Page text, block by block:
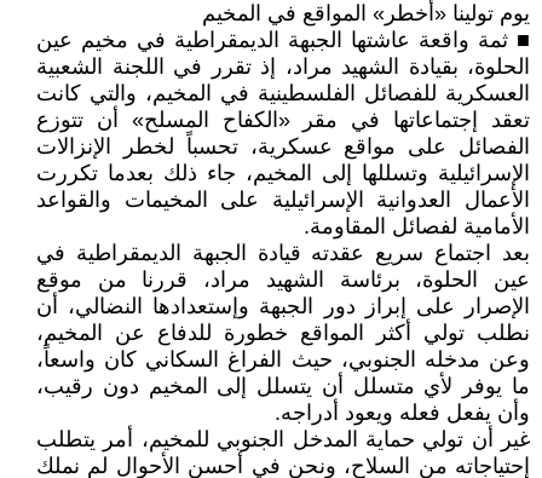
يوم تولينا «أخطر» المواقع في المخيم
■ ثمة واقعة عاشتها الجبهة الديمقراطية في مخيم عين
الحلوة، بقيادة الشهيد مراد، إذ تقرر في اللجنة الشعبية
العسكرية للفصائل الفلسطينية في المخيم، والتي كانت
تعقد إجتماعاتها في مقر «الكفاح المسلح» أن تتوزع
الفصائل على مواقع عسكرية، تحسباً لخطر الإنزالات
الإسرائيلية وتسللها إلى المخيم، جاء ذلك بعدما تكررت
الأعمال العدوانية الإسرائيلية على المخيمات والقواعد
الأمامية لفصائل المقاومة.
بعد اجتماع سريع عقدته قيادة الجبهة الديمقراطية في
عين الحلوة، برئاسة الشهيد مراد، قررنا من موقع
الإصرار على إبراز دور الجبهة وإستعدادها النضالي، أن
نطلب تولي أكثر المواقع خطورة للدفاع عن المخيم،
وعن مدخله الجنوبي، حيث الفراغ السكاني كان واسعاً،
ما يوفر لأي متسلل أن يتسلل إلى المخيم دون رقيب،
وأن يفعل فعله ويعود أدراجه.
غير أن تولي حماية المدخل الجنوبي للمخيم، أمر يتطلب
إحتياجاته من السلاح، ونحن في أحسن الأحوال لم نملك